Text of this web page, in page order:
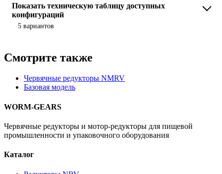
Показать техническую таблицу доступных
конфигураций
5 вариантов
Смотрите также
Червячные редукторы NMRV
Базовая модель
WORM-GEARS
Червячные редукторы и мотор-редукторы для пищевой
промышленности и упаковочного оборудования
Каталог